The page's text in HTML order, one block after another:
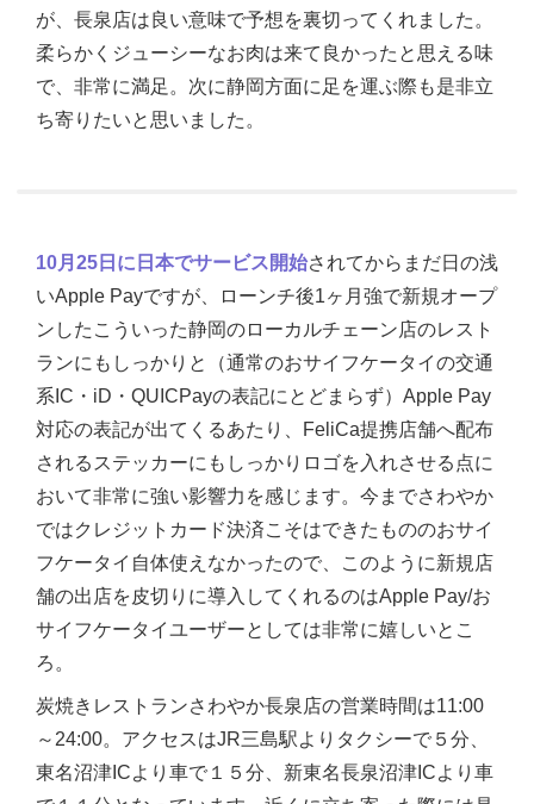
が、長泉店は良い意味で予想を裏切ってくれました。
柔らかくジューシーなお肉は来て良かったと思える味
で、非常に満足。次に静岡方面に足を運ぶ際も是非立
ち寄りたいと思いました。
10月25日に日本でサービス開始されてからまだ日の浅
いApple Payですが、ローンチ後1ヶ月強で新規オープ
ンしたこういった静岡のローカルチェーン店のレスト
ランにもしっかりと（通常のおサイフケータイの交通
系IC・iD・QUICPayの表記にとどまらず）Apple Pay
対応の表記が出てくるあたり、FeliCa提携店舗へ配布
されるステッカーにもしっかりロゴを入れさせる点に
おいて非常に強い影響力を感じます。今までさわやか
ではクレジットカード決済こそはできたもののおサイ
フケータイ自体使えなかったので、このように新規店
舗の出店を皮切りに導入してくれるのはApple Pay/お
サイフケータイユーザーとしては非常に嬉しいとこ
ろ。
炭焼きレストランさわやか長泉店の営業時間は11:00
～24:00。アクセスはJR三島駅よりタクシーで５分、
東名沼津ICより車で１５分、新東名長泉沼津ICより車